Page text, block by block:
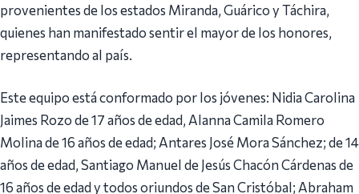
provenientes de los estados Miranda, Guárico y Táchira,
quienes han manifestado sentir el mayor de los honores,
representando al país.
Este equipo está conformado por los jóvenes: Nidia Carolina
Jaimes Rozo de 17 años de edad, Alanna Camila Romero
Molina de 16 años de edad; Antares José Mora Sánchez; de 14
años de edad, Santiago Manuel de Jesús Chacón Cárdenas de
16 años de edad y todos oriundos de San Cristóbal; Abraham